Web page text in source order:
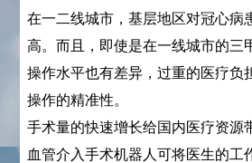
在一二线城市，基层地区对冠心病
高。而且，即使是在一线城市的三
操作水平也有差异，过重的医疗负
操作的精准性。
手术量的快速增长给国内医疗资源
血管介入手术机器人可将医生的工